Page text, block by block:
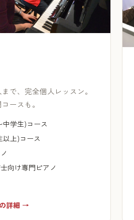
で、完全個人レッスン。
ースも。
中学生)コース
以上)コース
向け専門ピアノ
詳細 →